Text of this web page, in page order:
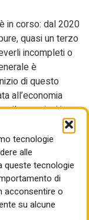
tecnologie
alle
queste tecnologie
di
acconsentire o
su alcune
in corso: dal 2020
quasi un terzo
incompleti o
è
di questo
all’economia
rilavorazioni in
miliardi.
3mila